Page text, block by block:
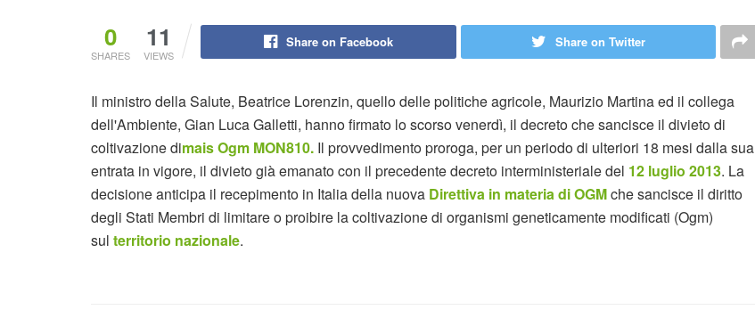
0
SHARES
11
VIEWS
Share on Facebook Share on Twitter
Il ministro della Salute, Beatrice Lorenzin, quello delle politiche agricole, Maurizio Martina ed il collega
dell'Ambiente, Gian Luca Galletti, hanno firmato lo scorso venerdì, il decreto che sancisce il divieto di
coltivazione dimais Ogm MON810. Il provvedimento proroga, per un periodo di ulteriori 18 mesi dalla sua
entrata in vigore, il divieto già emanato con il precedente decreto interministeriale del 12 luglio 2013. La
decisione anticipa il recepimento in Italia della nuova Direttiva in materia di OGMche sancisce il diritto
degli Stati Membri di limitare o proibire la coltivazione di organismi geneticamente modificati (Ogm)
sul territorio nazionale.